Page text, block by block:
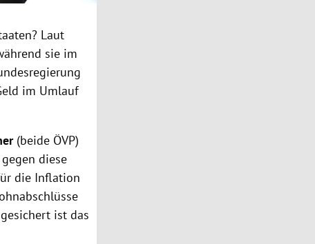
Laut
sie im
im Umlauf
(beide ÖVP)
diese
die Inflation
ist das